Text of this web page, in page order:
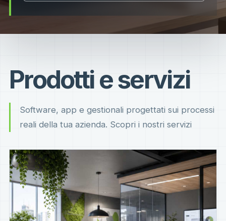
Prodotti e servizi
Software, app e gestionali progettati sui processi
reali della tua azienda. Scopri i nostri servizi